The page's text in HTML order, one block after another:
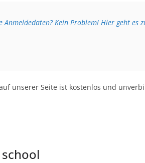
Anmeldedaten? Kein Problem! Hier geht es
unserer Seite ist kostenlos und